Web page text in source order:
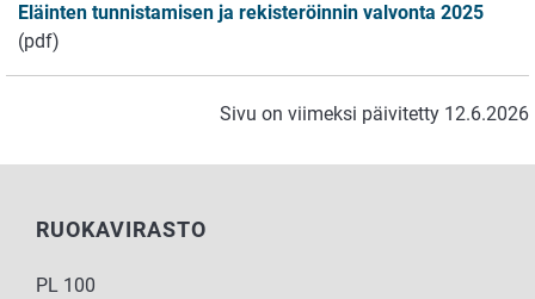
Eläinten tunnistamisen ja rekisteröinnin valvonta 2025
(pdf)
Sivu on viimeksi päivitetty 12.6.2026
RUOKAVIRASTO
PL 100